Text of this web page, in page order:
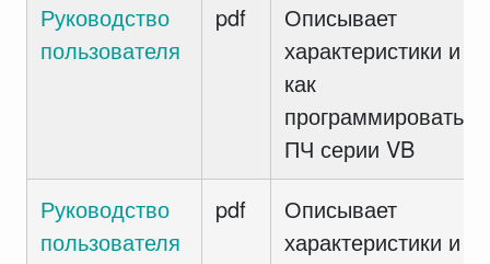
Руководство
пользователя
pdf
Описывает
характеристики и
как
программировать
ПЧ серии VB
Руководство
пользователя
pdf
Описывает
характеристики и